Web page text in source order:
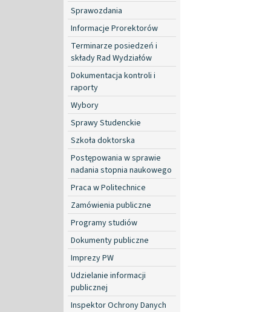
Sprawozdania
Informacje Prorektorów
Terminarze posiedzeń i
składy Rad Wydziałów
Dokumentacja kontroli i
raporty
Wybory
Sprawy Studenckie
Szkoła doktorska
Postępowania w sprawie
nadania stopnia naukowego
Praca w Politechnice
Zamówienia publiczne
Programy studiów
Dokumenty publiczne
Imprezy PW
Udzielanie informacji
publicznej
Inspektor Ochrony Danych